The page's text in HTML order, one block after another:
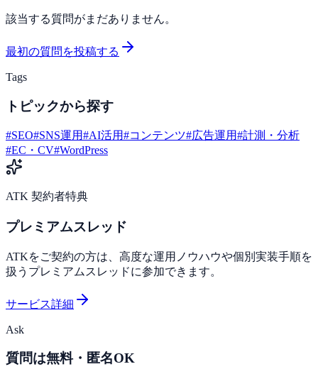
該当する質問がまだありません。
最初の質問を投稿する
Tags
トピックから探す
#SEO#SNS運用#AI活用#コンテンツ#広告運用#計測・分析
#EC・CV#WordPress
ATK 契約者特典
プレミアムスレッド
ATKをご契約の方は、高度な運用ノウハウや個別実装手順を
扱うプレミアムスレッドに参加できます。
サービス詳細
Ask
質問は無料・匿名OK